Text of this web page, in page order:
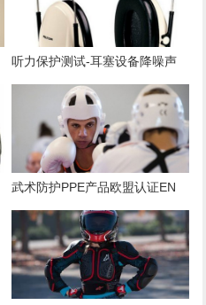
听力保护测试-耳塞设备降噪声
武术防护PPE产品欧盟认证EN
13277标准